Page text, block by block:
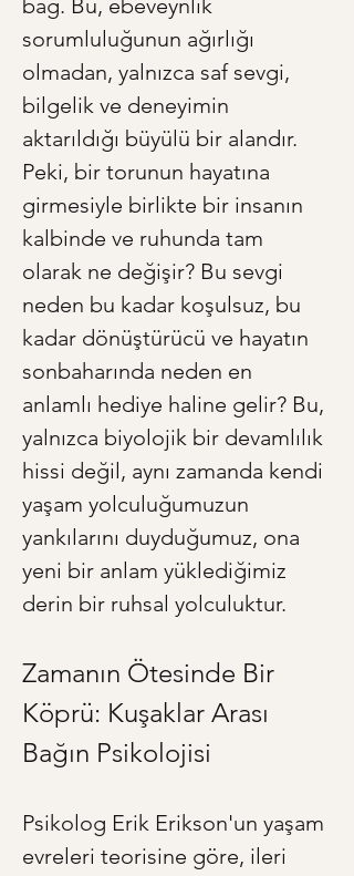
bağ. Bu, ebeveynlik
sorumluluğunun ağırlığı
olmadan, yalnızca saf sevgi,
bilgelik ve deneyimin
aktarıldığı büyülü bir alandır.
Peki, bir torunun hayatına
girmesiyle birlikte bir insanın
kalbinde ve ruhunda tam
olarak ne değişir? Bu sevgi
neden bu kadar koşulsuz, bu
kadar dönüştürücü ve hayatın
sonbaharında neden en
anlamlı hediye haline gelir? Bu,
yalnızca biyolojik bir devamlılık
hissi değil, aynı zamanda kendi
yaşam yolculuğumuzun
yankılarını duyduğumuz, ona
yeni bir anlam yüklediğimiz
derin bir ruhsal yolculuktur.
Zamanın Ötesinde Bir
Köprü: Kuşaklar Arası
Bağın Psikolojisi
Psikolog Erik Erikson'un yaşam
evreleri teorisine göre, ileri